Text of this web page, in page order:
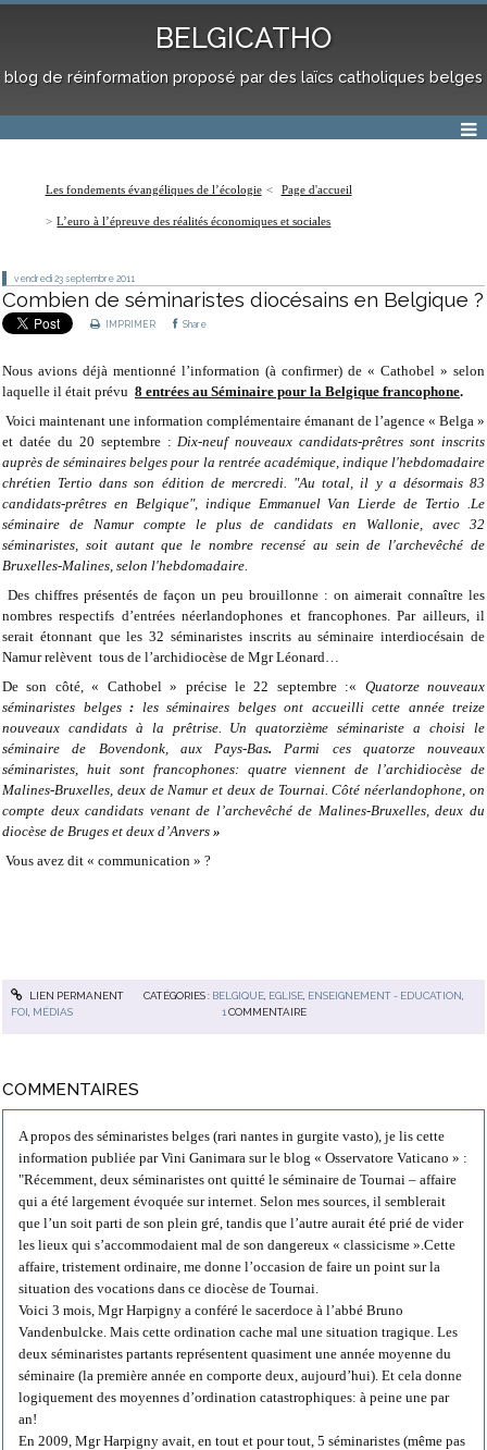
BELGICATHO
blog de réinformation proposé par des laïcs catholiques belges
Les fondements évangéliques de l’écologie Page d'accueil
L’euro à l’épreuve des réalités économiques et sociales
vendredi 23 septembre 2011
Combien de séminaristes diocésains en Belgique ?
IMPRIMER Share
Nous avions déjà mentionné l’information (à confirmer) de « Cathobel » selon
laquelle il était prévu 8 entrées au Séminaire pour la Belgique francophone.
Voici maintenant une information complémentaire émanant de l’agence « Belga »
et datée du 20 septembre : Dix-neuf nouveaux candidats-prêtres sont inscrits
auprès de séminaires belges pour la rentrée académique, indique l'hebdomadaire
chrétien Tertio dans son édition de mercredi. "Au total, il y a désormais 83
candidats-prêtres en Belgique", indique Emmanuel Van Lierde de Tertio .Le
séminaire de Namur compte le plus de candidats en Wallonie, avec 32
séminaristes, soit autant que le nombre recensé au sein de l'archevêché de
Bruxelles-Malines, selon l'hebdomadaire.
Des chiffres présentés de façon un peu brouillonne : on aimerait connaître les
nombres respectifs d’entrées néerlandophones et francophones. Par ailleurs, il
serait étonnant que les 32 séminaristes inscrits au séminaire interdiocésain de
Namur relèvent tous de l’archidiocèse de Mgr Léonard…
De son côté, « Cathobel » précise le 22 septembre :« Quatorzenouveaux
séminaristes belges: les séminaires belges ont accueilli cette année treize
nouveaux candidats à la prêtrise. Un quatorzième séminariste a choisi le
séminaire de Bovendonk, aux Pays-Bas. Parmi ces quatorze nouveaux
séminaristes, huit sont francophones: quatre viennent de l’archidiocèse de
Malines-Bruxelles, deux de Namur et deux de Tournai. Côté néerlandophone, on
compte deux candidats venant de l’archevêché de Malines-Bruxelles, deux du
diocèse de Bruges et deux d’Anvers »
Vous avez dit « communication » ?
LIEN PERMANENT CATÉGORIES : BELGIQUE, EGLISE, ENSEIGNEMENT - EDUCATION
FOI, MÉDIAS 1 COMMENTAIRE
COMMENTAIRES
A propos des séminaristes belges (rari nantes in gurgite vasto), je lis cette
information publiée par Vini Ganimara sur le blog « Osservatore Vaticano » :
"Récemment, deux séminaristes ont quitté le séminaire de Tournai – affaire
qui a été largement évoquée sur internet. Selon mes sources, il semblerait
que l’un soit parti de son plein gré, tandis que l’autre aurait été prié de vider
les lieux qui s’accommodaient mal de son dangereux « classicisme ».Cette
affaire, tristement ordinaire, me donne l’occasion de faire un point sur la
situation des vocations dans ce diocèse de Tournai.
Voici 3 mois, Mgr Harpigny a conféré le sacerdoce à l’abbé Bruno
Vandenbulcke. Mais cette ordination cache mal une situation tragique. Les
deux séminaristes partants représentent quasiment une année moyenne du
séminaire (la première année en comporte deux, aujourd’hui). Et cela donne
logiquement des moyennes d’ordination catastrophiques: à peine une par
an!
En 2009, Mgr Harpigny avait, en tout et pour tout, 5 séminaristes (même pas